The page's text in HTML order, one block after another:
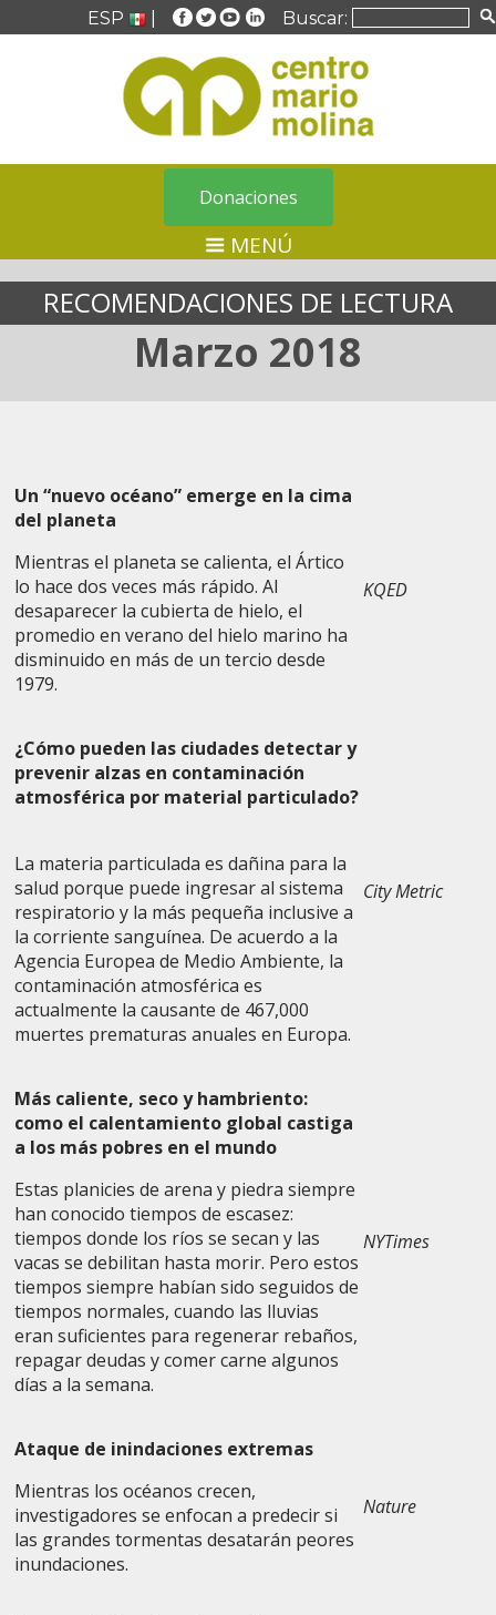
ESP Buscar:
Donaciones
MENÚ
RECOMENDACIONES DE LECTURA
Marzo 2018
Un “nuevo océano” emerge en la cima
del planeta
Mientras el planeta se calienta, el Ártico
lo hace dos veces más rápido. Al
desaparecer la cubierta de hielo, el
promedio en verano del hielo marino ha
disminuido en más de un tercio desde
1979.
KQED
¿Cómo pueden las ciudades detectar y
prevenir alzas en contaminación
atmosférica por material particulado?
La materia particulada es dañina para la
salud porque puede ingresar al sistema
respiratorio y la más pequeña inclusive a
la corriente sanguínea. De acuerdo a la
Agencia Europea de Medio Ambiente, la
contaminación atmosférica es
actualmente la causante de 467,000
muertes prematuras anuales en Europa.
City Metric
Más caliente, seco y hambriento:
como el calentamiento global castiga
a los más pobres en el mundo
Estas planicies de arena y piedra siempre
han conocido tiempos de escasez:
tiempos donde los ríos se secan y las
vacas se debilitan hasta morir. Pero estos
tiempos siempre habían sido seguidos de
tiempos normales, cuando las lluvias
eran suficientes para regenerar rebaños,
repagar deudas y comer carne algunos
días a la semana.
NYTimes
Ataque de inindaciones extremas
Mientras los océanos crecen,
investigadores se enfocan a predecir si
las grandes tormentas desatarán peores
inundaciones.
Nature